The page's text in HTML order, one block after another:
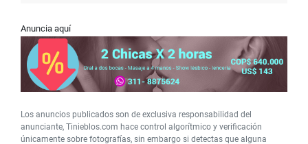
Anuncia aquí
Los anuncios publicados son de exclusiva responsabilidad del
anunciante, Tinieblos.com hace control algorítmico y verificación
únicamente sobre fotografías, sin embargo si detectas que alguna